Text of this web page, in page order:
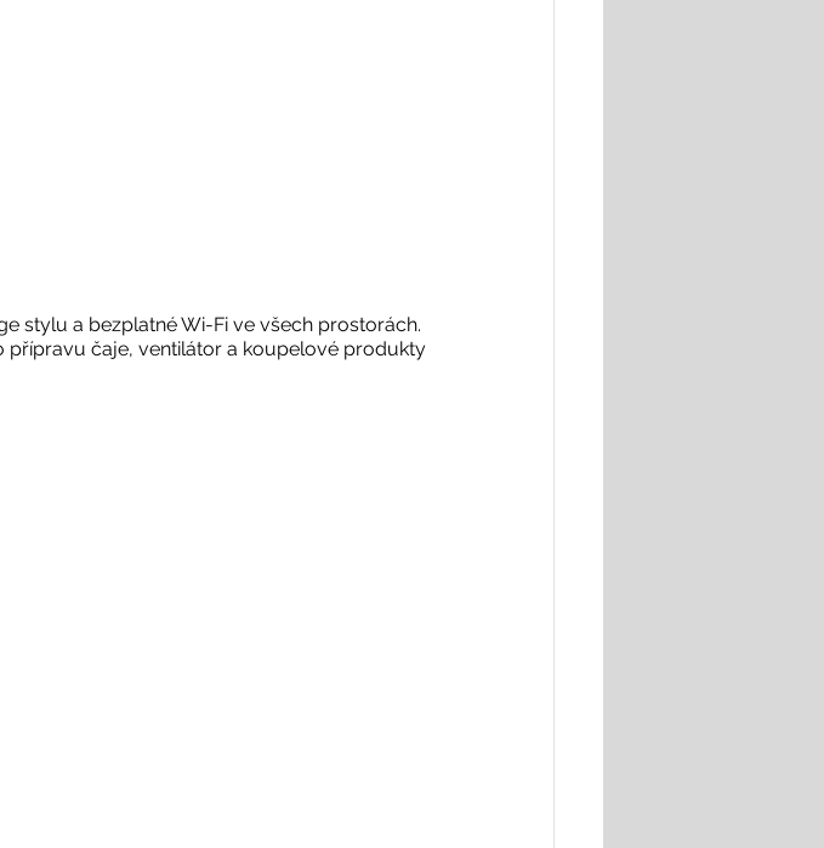
stylu a bezplatné Wi-Fi ve všech prostorách.
přípravu čaje, ventilátor a koupelové produkty